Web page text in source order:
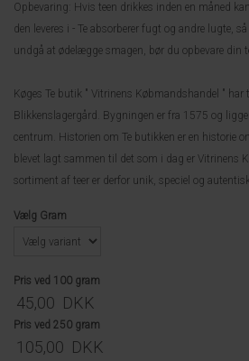
Opbevaring: Hvis teen drikkes inden en måned
den leveres i - Te absorberer fugt og andre lugte,
undgå at ødelægge smagen, bør du opbevare din
Køges Te butik " Vitrinens Købmandshandel " har
Blikkenslagergård. Bygningen er fra 1575 og
centrum. Historien om Te butikken er en historie
blevet lagt sammen til det som i dag er Vitrinens
sortiment af teer er derfor unik, speciel og
Vælg Gram
Pris ved 100 gram
45,00 DKK
Pris ved 250 gram
105,00 DKK